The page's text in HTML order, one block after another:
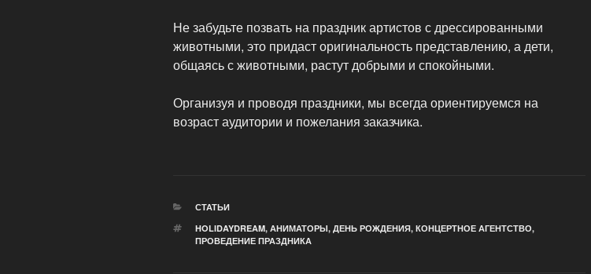
Не забудьте позвать на праздник артистов с дрессированными
животными, это придаст оригинальность представлению, а дети,
общаясь с животными, растут добрыми и спокойными.
Организуя и проводя праздники, мы всегда ориентируемся на
возраст аудитории и пожелания заказчика.
РУБРИКИ
СТАТЬИ
МЕТКИ
HOLIDAYDREAM, АНИМАТОРЫ, ДЕНЬ РОЖДЕНИЯ, КОНЦЕРТНОЕ АГЕНТСТВО,
ПРОВЕДЕНИЕ ПРАЗДНИКА